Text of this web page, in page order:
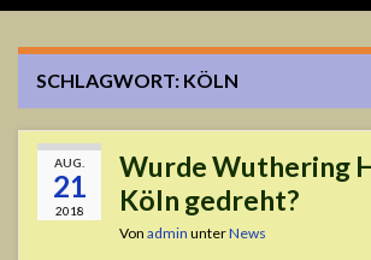
SCHLAGWORT: KÖLN
AUG.
21
2018
Wurde Wuthering
Köln gedreht?
Von admin unterNews